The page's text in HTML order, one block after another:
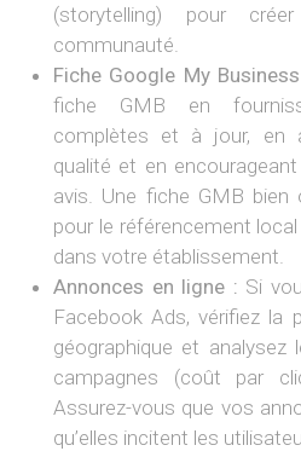
(storytelling) pour
communauté.
Fiche Google My
fiche GMB en
complètes et à jour, en
qualité et en
avis. Une fiche GMB bien
pour le référencement
dans votre établissement.
Annonces en ligne : Si
Facebook Ads, vérifiez la
géographique et
campagnes (coût par
Assurez-vous que vos
qu’elles incitent les